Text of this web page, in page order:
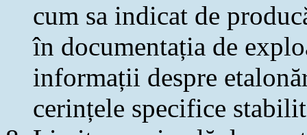
cum sa indicat de
în documentația de
informații despre
cerințele specifice